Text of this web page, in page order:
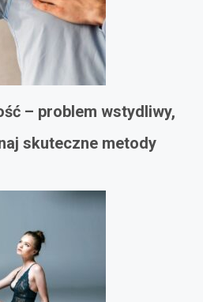
– problem wstydliwy,
skuteczne metody